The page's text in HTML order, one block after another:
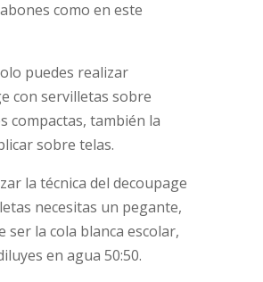
como en este
puedes realizar
con servilletas sobre
compactas, también la
sobre telas.
la técnica del decoupage
necesitas un pegante,
ser la cola blanca escolar,
en agua 50:50.